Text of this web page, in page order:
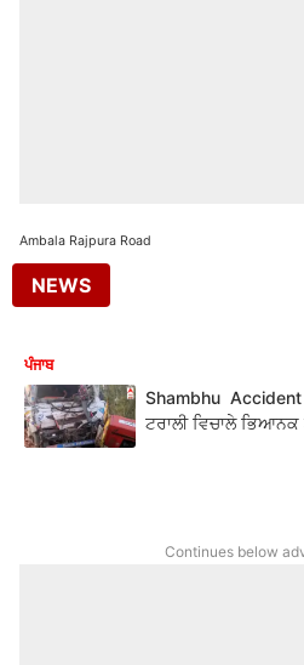
Ambala Rajpura Road
NEWS
ਪੰਜਾਬ
Shambhu
ਟਰਾਲੀ ਵਿਚਾਲੇ
Continues below